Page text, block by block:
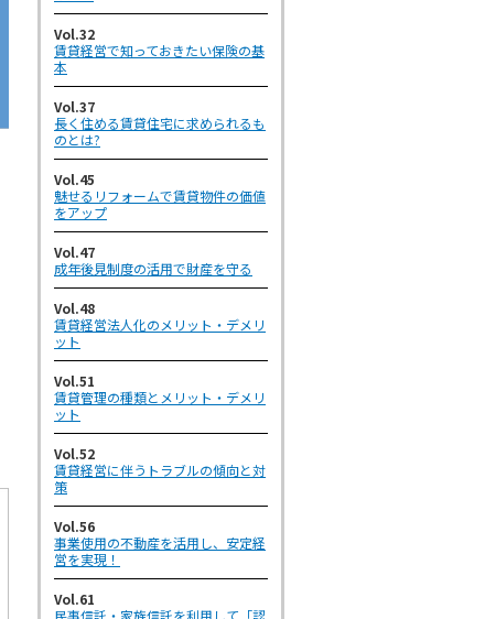
Vol.32
賃貸経営で知っておきたい保険の基
本
Vol.37
長く住める賃貸住宅に求められるも
のとは?
Vol.45
魅せるリフォームで賃貸物件の価値
をアップ
Vol.47
成年後見制度の活用で財産を守る
Vol.48
賃貸経営法人化のメリット・デメリ
ット
Vol.51
賃貸管理の種類とメリット・デメリ
ット
Vol.52
賃貸経営に伴うトラブルの傾向と対
策
Vol.56
事業使用の不動産を活用し、安定経
営を実現！
Vol.61
民事信託・家族信託を利用して「認